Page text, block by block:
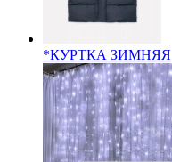
*КУРТКА ЗИМНЯЯ